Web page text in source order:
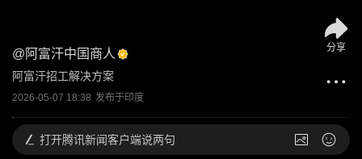
@ 阿富汗中国商人
阿富汗招工解决方案
2026-05-07 18:38 发布于印度
分享
打开腾讯新闻客户端说两句